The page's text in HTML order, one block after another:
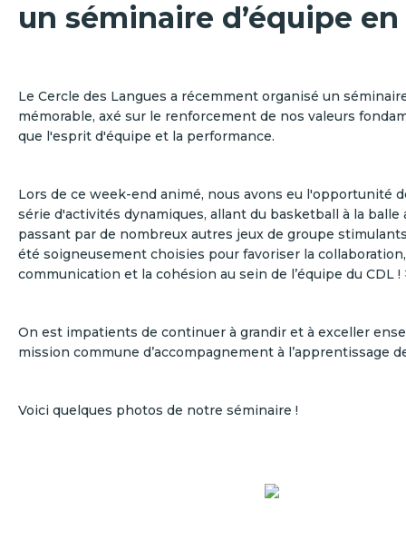
un séminaire d’équipe en
Le Cercle des Langues a récemment organisé un
mémorable, axé sur le renforcement de nos valeurs
que l'esprit d'équipe et la performance.
Lors de ce week-end animé, nous avons eu l'opportunité
série d'activités dynamiques, allant du basketball à la balle
passant par de nombreux autres jeux de groupe
été soigneusement choisies pour favoriser la
communication et la cohésion au sein de l’équipe du CDL !
On est impatients de continuer à grandir et à exceller
mission commune d’accompagnement à l’apprentissage
Voici quelques photos de notre séminaire !